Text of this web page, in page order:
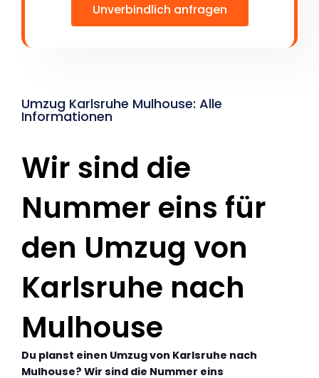
Unverbindlich anfragen
Umzug Karlsruhe Mulhouse: Alle
Informationen
Wir sind die
Nummer eins für
den Umzug von
Karlsruhe nach
Mulhouse
Du planst einen Umzug von Karlsruhe nach
Mulhouse? Wir sind die Nummer eins